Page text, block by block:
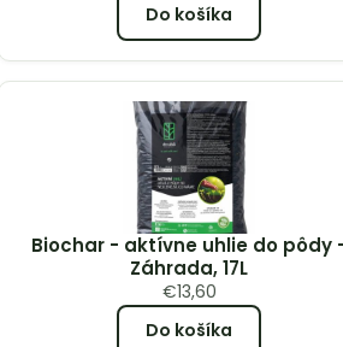
Do košíka
Biochar - aktívne uhlie do pôdy
Záhrada, 17L
€13,60
Do košíka